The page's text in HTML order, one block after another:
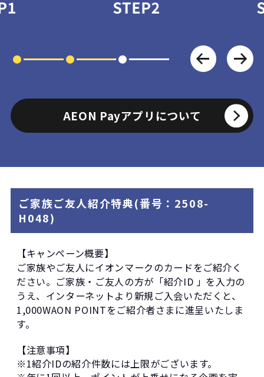
AEON Payアプリについて
ご家族ご友人紹介特典(番号：2508-
H048)
【キャンペーン概要】
ご家族やご友人にイオンマークのカードをご紹介く
ださい。ご家族・ご友人の方が「紹介ID 」を入力の
うえ、インターネットより新規ご入会いただくと、
1,000WAON POINTをご紹介者さまに進呈いたしま
す。
【注意事項】
※1紹介IDの紹介件数には上限がございます。